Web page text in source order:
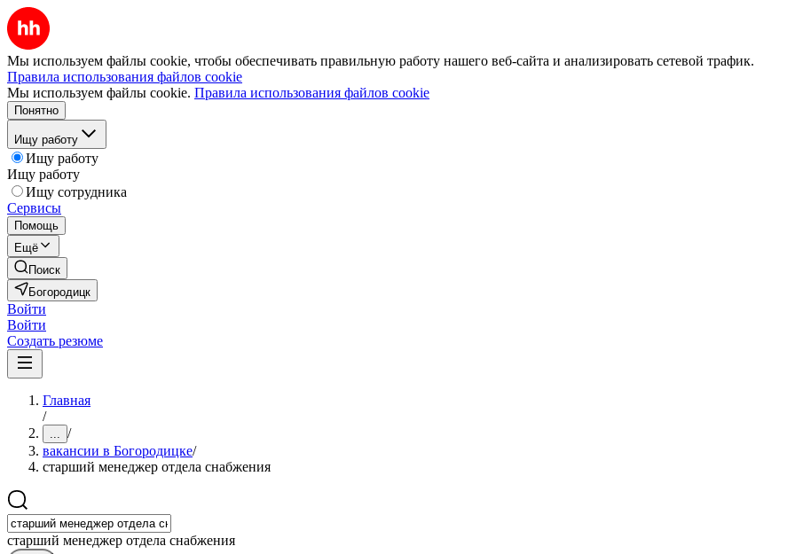
Мы используем файлы cookie, чтобы обеспечивать правильную работу нашего веб-сайта и анализировать сетевой трафик.
Правила использования файлов cookie
Мы используем файлы cookie. Правила использования файлов cookie
Понятно
Ищу работу
Ищу работу
Ищу работу
Ищу сотрудника
Сервисы
Помощь
Ещё
Поиск
Богородицк
Войти
Войти
Создать резюме
Главная
/
... /
вакансии в Богородицке/
старший менеджер отдела снабжения
старший менеджер отдела снабжения